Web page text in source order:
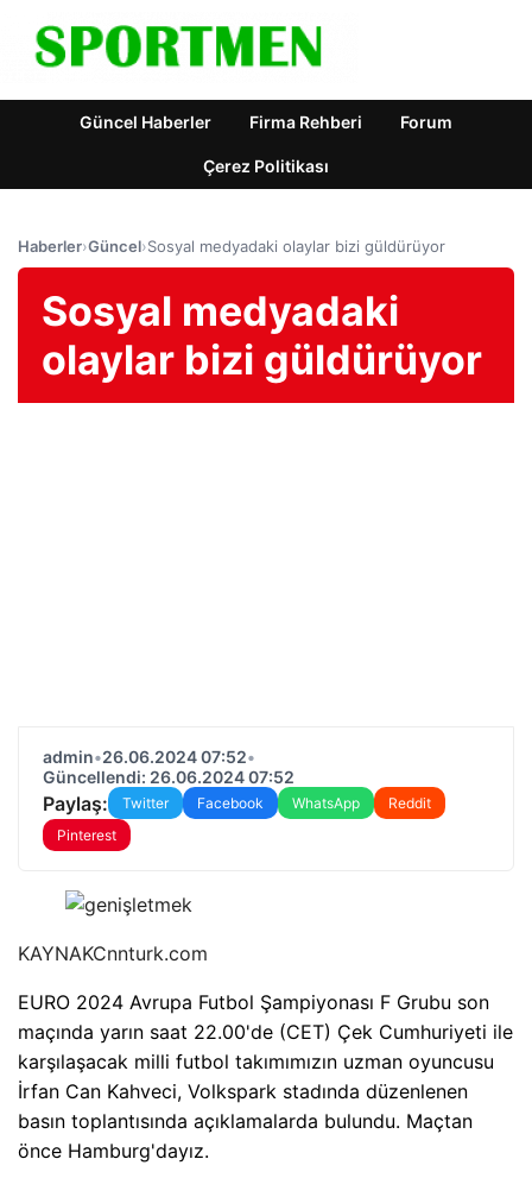
Güncel Haberler Firma Rehberi Forum
Çerez Politikası
Haberler›Güncel›Sosyal medyadaki olaylar bizi güldürüyor
Sosyal medyadaki
olaylar bizi güldürüyor
admin•26.06.2024 07:52•
Güncellendi: 26.06.2024 07:52
Paylaş: Twitter Facebook WhatsApp
Reddit
Pinterest
KAYNAKCnnturk.com
EURO 2024 Avrupa Futbol Şampiyonası F Grubu son
maçında yarın saat 22.00'de (CET) Çek Cumhuriyeti ile
karşılaşacak milli futbol takımımızın uzman oyuncusu
İrfan Can Kahveci, Volkspark stadında düzenlenen
basın toplantısında açıklamalarda bulundu. Maçtan
önce Hamburg'dayız.